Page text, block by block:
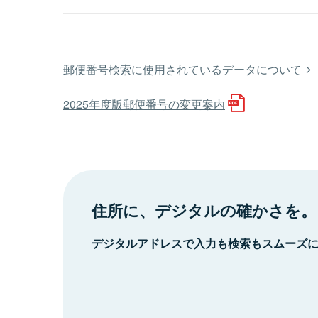
郵便番号検索に使用されているデータについて
2025年度版郵便番号の変更案内
住所に、デジタルの確かさを。
デジタルアドレスで入力も検索もスムーズ